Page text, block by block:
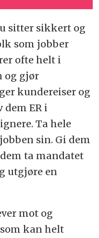
sitter sikkert og
som jobber
ofte helt i
og gjør
kundereiser og
ER i
Ta hele
sin. Gi dem
ta mandatet
utgjøre en
mot og
kan helt